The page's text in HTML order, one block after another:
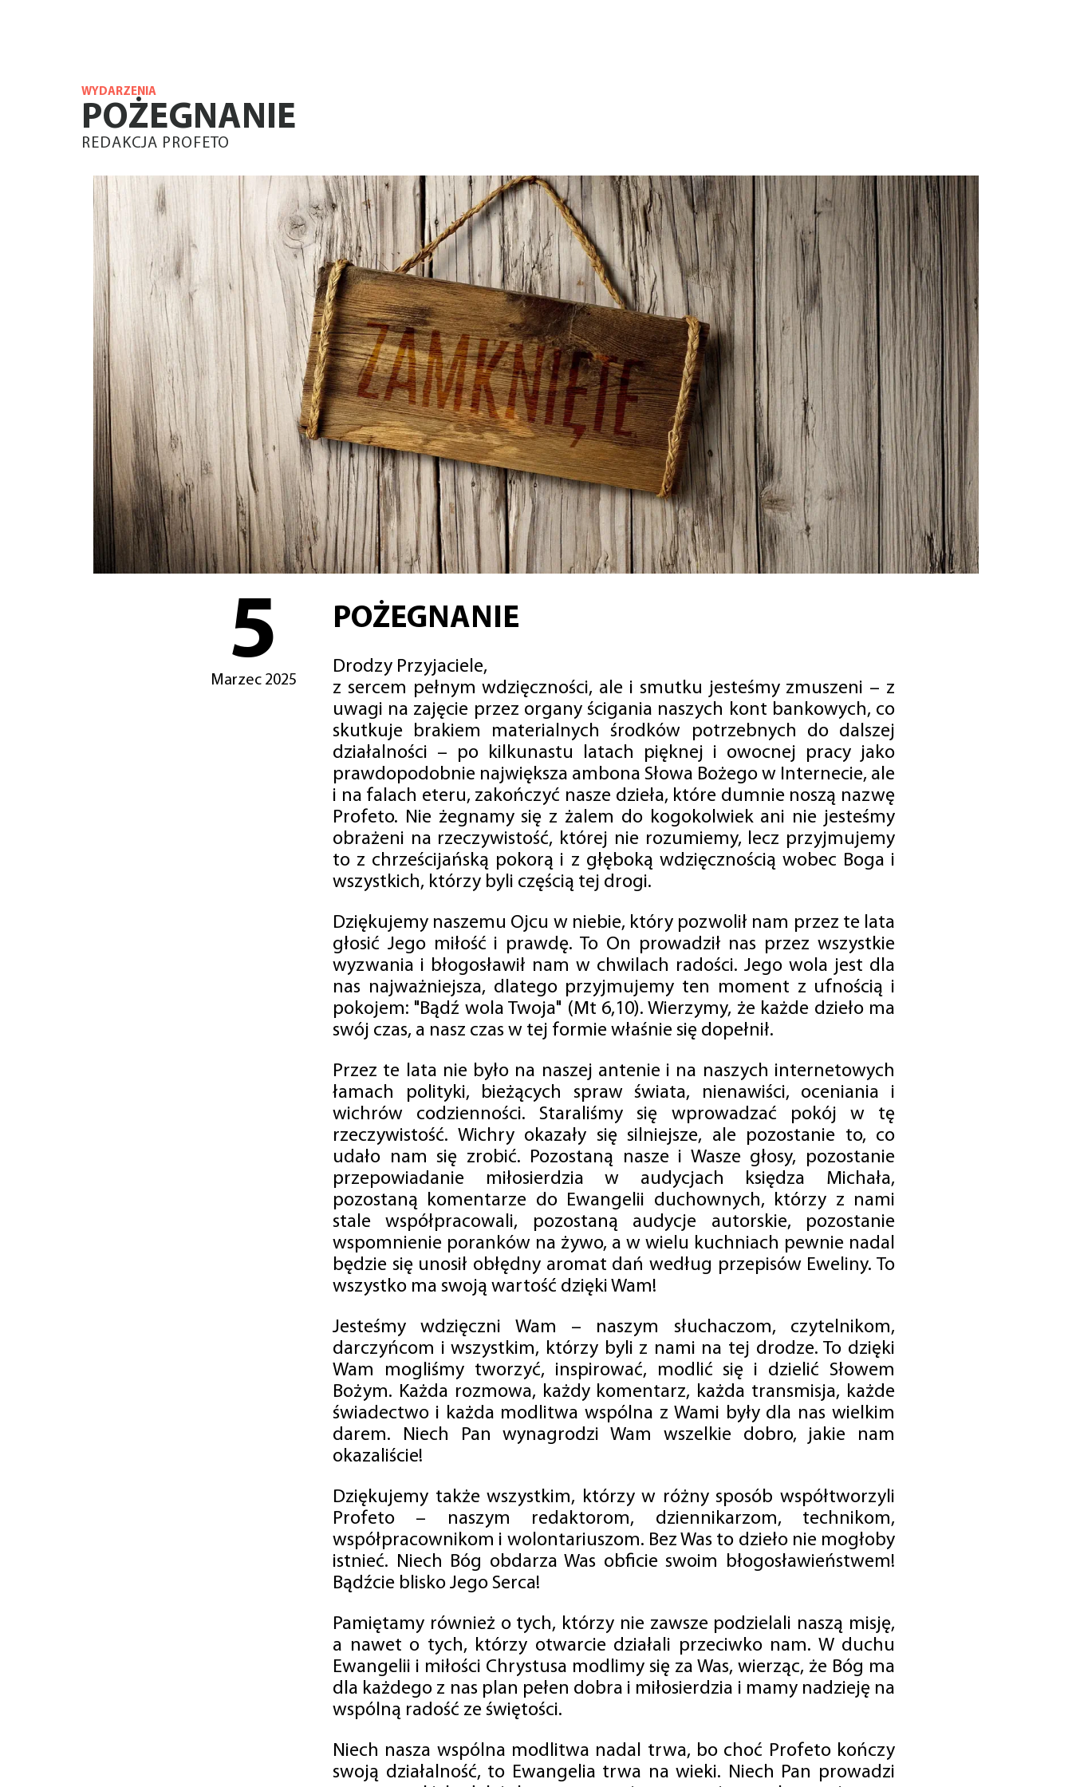
WYDARZENIA
POŻEGNANIE
REDAKCJA PROFETO
5
Marzec 2025
POŻEGNANIE
Drodzy Przyjaciele,
z sercem pełnym wdzięczności, ale i smutku jesteśmy zmuszeni – z
uwagi na zajęcie przez organy ścigania naszych kont bankowych, co
skutkuje brakiem materialnych środków potrzebnych do dalszej
działalności – po kilkunastu latach pięknej i owocnej pracy jako
prawdopodobnie największa ambona Słowa Bożego w Internecie, ale
i na falach eteru, zakończyć nasze dzieła, które dumnie noszą nazwę
Profeto. Nie żegnamy się z żalem do kogokolwiek ani nie jesteśmy
obrażeni na rzeczywistość, której nie rozumiemy, lecz przyjmujemy
to z chrześcijańską pokorą i z głęboką wdzięcznością wobec Boga i
wszystkich, którzy byli częścią tej drogi.
Dziękujemy naszemu Ojcu w niebie, który pozwolił nam przez te lata
głosić Jego miłość i prawdę. To On prowadził nas przez wszystkie
wyzwania i błogosławił nam w chwilach radości. Jego wola jest dla
nas najważniejsza, dlatego przyjmujemy ten moment z ufnością i
pokojem: "Bądź wola Twoja" (Mt 6,10). Wierzymy, że każde dzieło ma
swój czas, a nasz czas w tej formie właśnie się dopełnił.
Przez te lata nie było na naszej antenie i na naszych internetowych
łamach polityki, bieżących spraw świata, nienawiści, oceniania i
wichrów codzienności. Staraliśmy się wprowadzać pokój w tę
rzeczywistość. Wichry okazały się silniejsze, ale pozostanie to, co
udało nam się zrobić. Pozostaną nasze i Wasze głosy, pozostanie
przepowiadanie miłosierdzia w audycjach księdza Michała,
pozostaną komentarze do Ewangelii duchownych, którzy z nami
stale współpracowali, pozostaną audycje autorskie, pozostanie
wspomnienie poranków na żywo, a w wielu kuchniach pewnie nadal
będzie się unosił obłędny aromat dań według przepisów Eweliny. To
wszystko ma swoją wartość dzięki Wam!
Jesteśmy wdzięczni Wam – naszym słuchaczom, czytelnikom,
darczyńcom i wszystkim, którzy byli z nami na tej drodze. To dzięki
Wam mogliśmy tworzyć, inspirować, modlić się i dzielić Słowem
Bożym. Każda rozmowa, każdy komentarz, każda transmisja, każde
świadectwo i każda modlitwa wspólna z Wami były dla nas wielkim
darem. Niech Pan wynagrodzi Wam wszelkie dobro, jakie nam
okazaliście!
Dziękujemy także wszystkim, którzy w różny sposób współtworzyli
Profeto – naszym redaktorom, dziennikarzom, technikom,
współpracownikom i wolontariuszom. Bez Was to dzieło nie mogłoby
istnieć. Niech Bóg obdarza Was obficie swoim błogosławieństwem!
Bądźcie blisko Jego Serca!
Pamiętamy również o tych, którzy nie zawsze podzielali naszą misję,
a nawet o tych, którzy otwarcie działali przeciwko nam. W duchu
Ewangelii i miłości Chrystusa modlimy się za Was, wierząc, że Bóg ma
dla każdego z nas plan pełen dobra i miłosierdzia i mamy nadzieję na
wspólną radość ze świętości.
Niech nasza wspólna modlitwa nadal trwa, bo choć Profeto kończy
swoją działalność, to Ewangelia trwa na wieki. Niech Pan prowadzi